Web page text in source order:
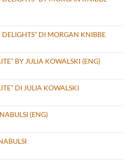
DI MORGAN KNIBBE
BY JULIA KOWALSKI (ENG)
DI JULIA KOWALSKI
(ENG)